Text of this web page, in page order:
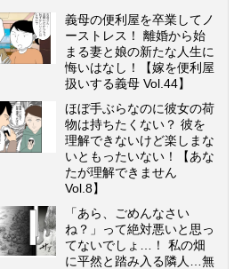
義母の便利屋を卒業してノ
ーストレス！ 離婚から始
まる妻と娘の新たな人生に
悔いはなし！【嫁を便利屋
扱いする義母 Vol.44】
ほぼ手ぶらなのに彼女の荷
物は持ちたくない？ 彼を
理解できないけど楽しまな
いともったいない！【あな
たが理解できません
Vol.8】
「あら、ごめんなさい
ね？」って絶対悪いと思っ
てないでしょ…！ 私の畑
に平然と踏み入る隣人…無